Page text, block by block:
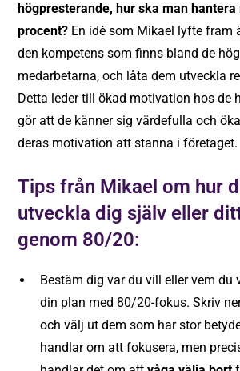
högpresterande, hur ska man
procent? En idé som Mikael lyfte fram
den kompetens som finns bland de
medarbetarna, och låta dem utveckla
Detta leder till ökad motivation hos de
gör att de känner sig värdefulla och
deras motivation att stanna i företaget.
Tips från Mikael om hur
utveckla dig själv eller
genom 80/20:
Bestäm dig var du vill eller vem du
din plan med 80/20-fokus. Skriv
och välj ut dem som har stor
handlar om att fokusera, men